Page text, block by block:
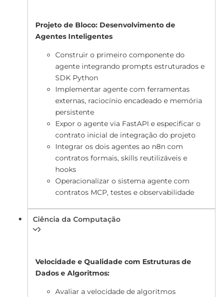
Projeto de Bloco: Desenvolvimento de
Agentes Inteligentes
Construir o primeiro componente do
agente integrando prompts estruturados e
SDK Python
Implementar agente com ferramentas
externas, raciocínio encadeado e memória
persistente
Expor o agente via FastAPI e especificar o
contrato inicial de integração do projeto
Integrar os dois agentes ao n8n com
contratos formais, skills reutilizáveis e
hooks
Operacionalizar o sistema agente com
contratos MCP, testes e observabilidade
Ciência da Computação
Velocidade e Qualidade com Estruturas de
Dados e Algoritmos:
Avaliar a velocidade de algoritmos